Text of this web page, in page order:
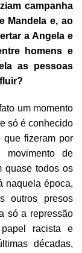
campanha
Mandela e, ao
a Angela e
homens e
as pessoas
um momento
só é conhecido
fizeram por
movimento de
quase todos os
naquela época,
outros presos
só a repressão
racista e
décadas,